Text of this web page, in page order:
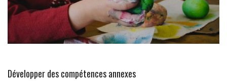
Développer des compétences annexes